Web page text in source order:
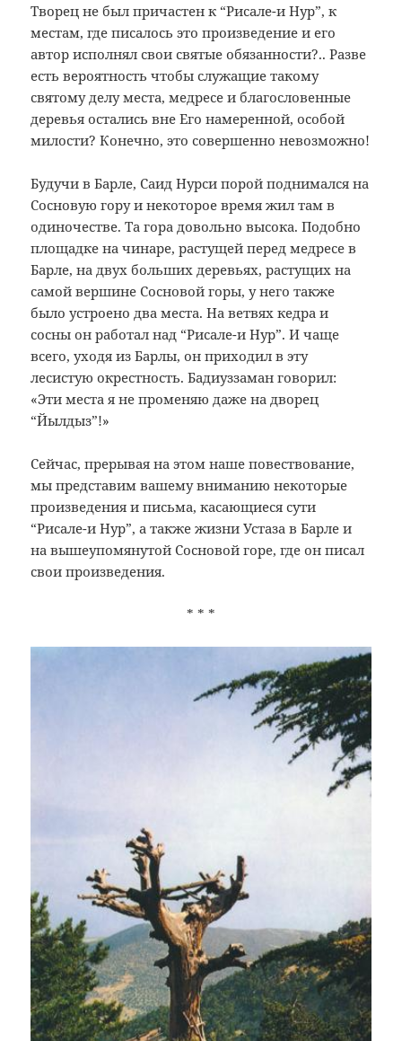
Творец не был причастен к “Рисале-и Нур”, к
местам, где писалось это произведение и его
автор исполнял свои святые обязанности?.. Разве
есть вероятность чтобы служащие такому
святому делу места, медресе и благословенные
деревья остались вне Его намеренной, особой
милости? Конечно, это совершенно невозможно!
Будучи в Барле, Саид Нурси порой поднимался на
Сосновую гору и некоторое время жил там в
одиночестве. Та гора довольно высока. Подобно
площадке на чинаре, растущей перед медресе в
Барле, на двух больших деревьях, растущих на
самой вершине Сосновой горы, у него также
было устроено два места. На ветвях кедра и
сосны он работал над “Рисале-и Нур”. И чаще
всего, уходя из Барлы, он приходил в эту
лесистую окрестность. Бадиуззаман говорил:
«Эти места я не променяю даже на дворец
“Йылдыз”!»
Сейчас, прерывая на этом наше повествование,
мы представим вашему вниманию некоторые
произведения и письма, касающиеся сути
“Рисале-и Нур”, а также жизни Устаза в Барле и
на вышеупомянутой Сосновой горе, где он писал
свои произведения.
* * *